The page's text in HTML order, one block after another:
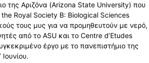
της Αριζόνα (Arizona State University) που
Royal Society B: Biological Sciences
τους μυς για να προμηθευτούν με νερό,
από το ASU και το Centre d’Etudes
έργο με το πανεπιστήμιο της